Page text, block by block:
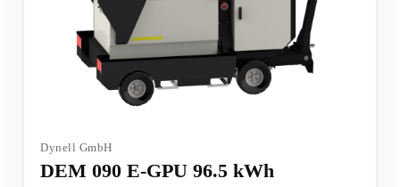
Dynell GmbH
DEM 090 E-GPU 96.5 kWh